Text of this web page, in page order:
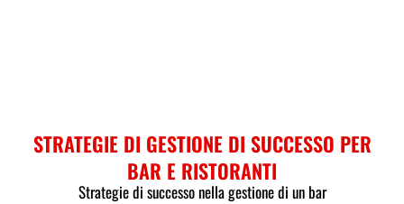
STRATEGIE DI GESTIONE DI SUCCESSO PER
BAR E RISTORANTI
Strategie di successo nella gestione di un bar